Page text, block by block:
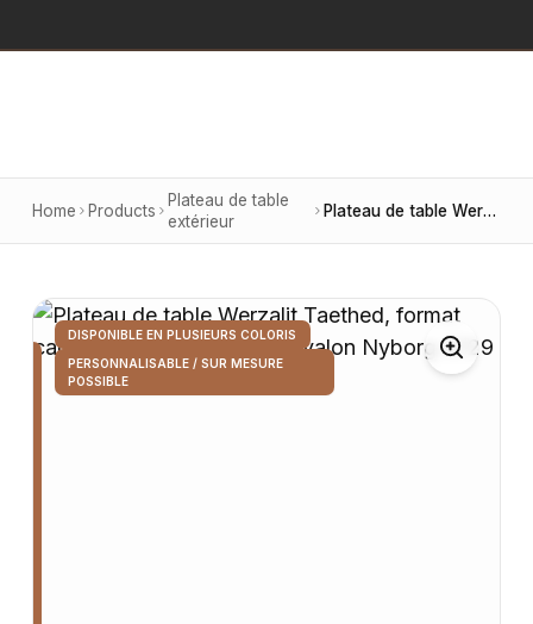
Home Products
Plateau de table
extérieur
Plateau de table Werzalit Taethed, format carré 60 × 60 cm, finition Avalon Nyborg 4729
DISPONIBLE EN PLUSIEURS COLORIS
PERSONNALISABLE / SUR MESURE
POSSIBLE